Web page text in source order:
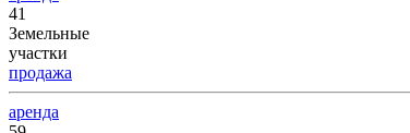
41
Земельные
участки
продажа
аренда